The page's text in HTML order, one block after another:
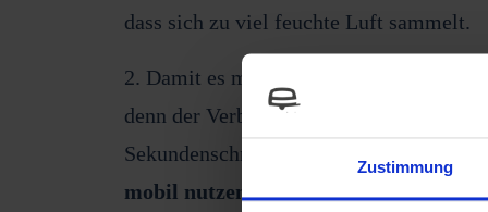
Zustimmung
dass sich zu viel feuchte Luft sammelt.
2. Damit es mollig warm bleibt: Packt
denn der Verbrauch ist im Winter
Sekundenschnelle zu ermitteln, könnt
mobil nutzen.